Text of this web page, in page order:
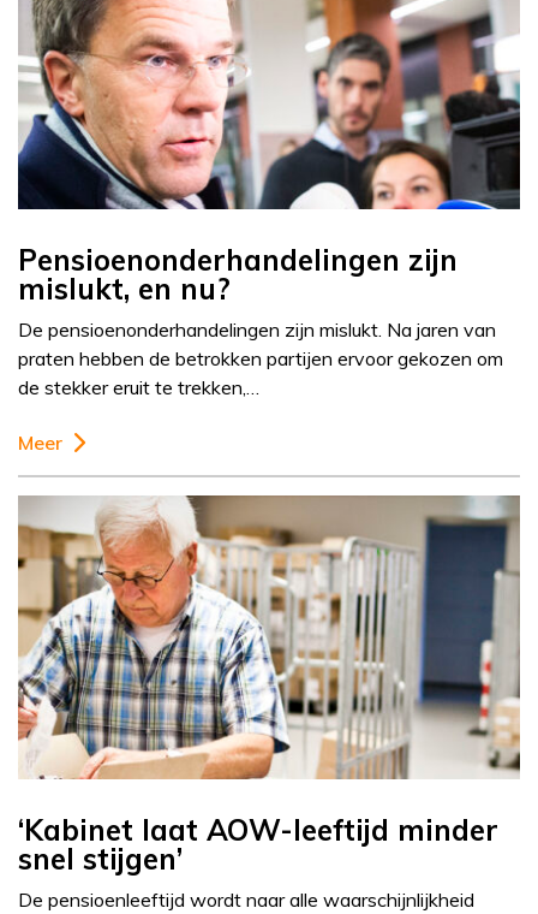
Pensioenonderhandelingen zijn
mislukt, en nu?
De pensioenonderhandelingen zijn mislukt. Na jaren van
praten hebben de betrokken partijen ervoor gekozen om
de stekker eruit te trekken,…
Meer
‘Kabinet laat AOW-leeftijd minder
snel stijgen’
De pensioenleeftijd wordt naar alle waarschijnlijkheid